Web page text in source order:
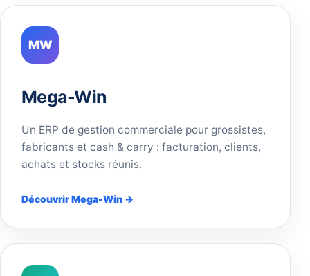
MW
Mega-Win
Un ERP de gestion commerciale pour grossistes,
fabricants et cash & carry : facturation, clients,
achats et stocks réunis.
Découvrir Mega-Win →